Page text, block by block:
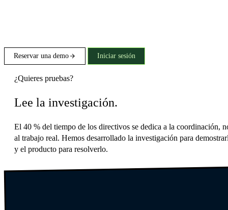
Reservar una demo Iniciar sesión
¿Quieres pruebas?
Lee la investigación.
El 40 % del tiempo de los directivos se dedica a la coordinación,
al trabajo real. Hemos desarrollado la investigación para
y el producto para resolverlo.